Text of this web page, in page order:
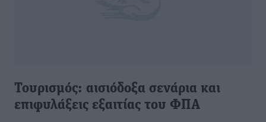
Τουρισμός: αισιόδοξα σενάρια και
επιφυλάξεις εξαιτίας του ΦΠΑ